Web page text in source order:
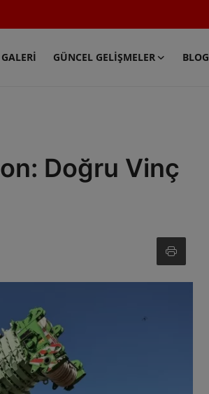
GALERI GÜNCEL GELIŞMELER BLOG
Doğru Vinç